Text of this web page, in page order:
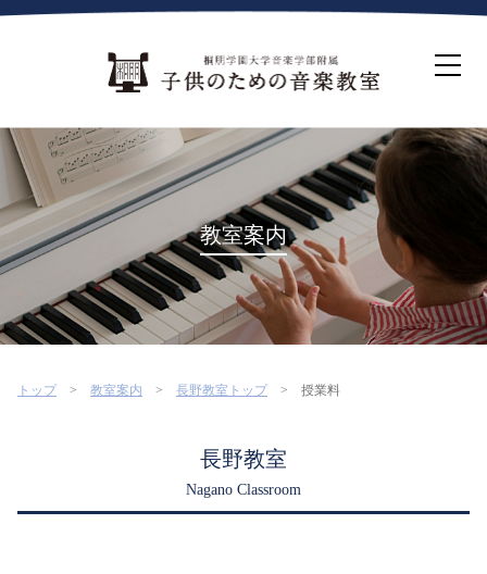
ホーム
生徒募集について
教室案内
コース紹介
概要・沿革
桐朋を選ぶ理由
インタビュー・コラム
イベント
よくある質問
教室案内
トップ 教室案内 長野教室トップ 授業料
長野教室
Nagano Classroom